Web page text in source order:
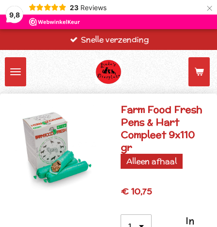
9,8
23 Reviews ×
Snelle verzending
Farm Food Fresh
Pens & Hart
Compleet 9x110
gr
Alleen afhaal
€ 10,75
In